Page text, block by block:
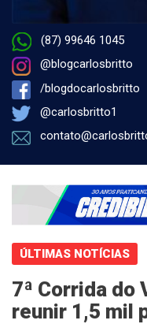
(87) 99646 1045
@blogcarlosbritto
/blogdocarlosbritto
@carlosbritto1
ÚLTIMAS NOTÍCIAS
7ª Corrida do
reunir 1,5 mil